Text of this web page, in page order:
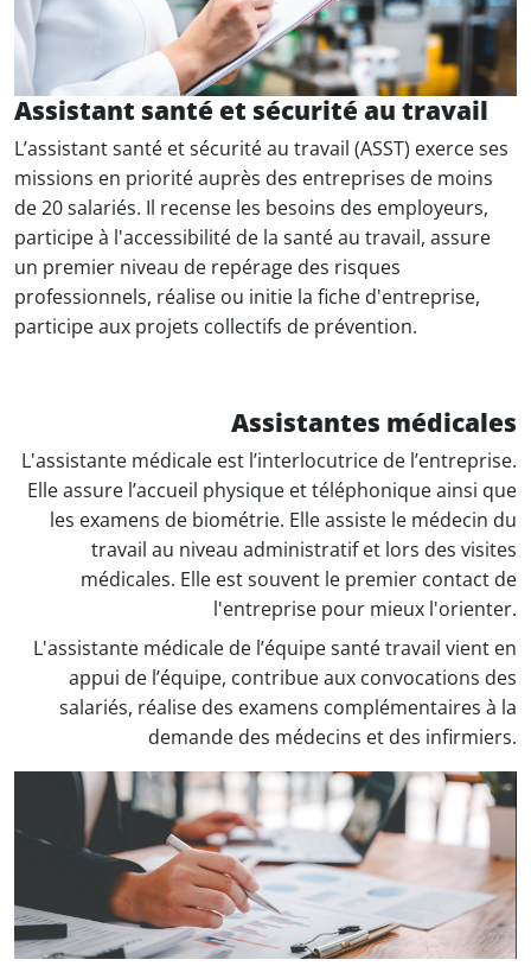
Assistant santé et sécurité au travail
L’assistant santé et sécurité au travail (ASST) exerce ses
missions en priorité auprès des entreprises de moins
de 20 salariés. Il recense les besoins des employeurs,
participe à l'accessibilité de la santé au travail, assure
un premier niveau de repérage des risques
professionnels, réalise ou initie la fiche d'entreprise,
participe aux projets collectifs de prévention.
Assistantes médicales
L'assistante médicale est l’interlocutrice de l’entreprise.
Elle assure l’accueil physique et téléphonique ainsi que
les examens de biométrie. Elle assiste le médecin du
travail au niveau administratif et lors des visites
médicales. Elle est souvent le premier contact de
l'entreprise pour mieux l'orienter.
L'assistante médicale de l’équipe santé travail vient en
appui de l’équipe, contribue aux convocations des
salariés, réalise des examens complémentaires à la
demande des médecins et des infirmiers.